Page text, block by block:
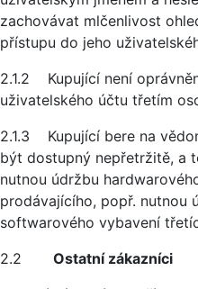
zachovávat mlčenlivost
přístupu do jeho
2.1.2 Kupující není
uživatelského účtu třetím
2.1.3 Kupující bere na
být dostupný nepřetržitě, a
nutnou údržbu
prodávajícího, popř. nutnou
softwarového vybavení
2.2 Ostatní zákazníci